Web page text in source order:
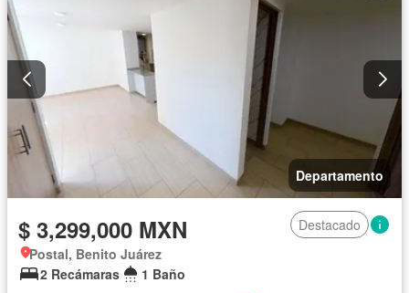
Departamento
$ 3,299,000 MXN
Destacado
Postal, Benito Juárez
2 Recámaras
1 Baño